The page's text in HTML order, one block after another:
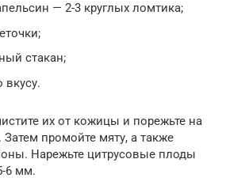
— 2-3 круглых ломтика;
стакан;
их от кожицы и порежьте на
промойте мяту, а также
Нарежьте цитрусовые плоды
6 мм.